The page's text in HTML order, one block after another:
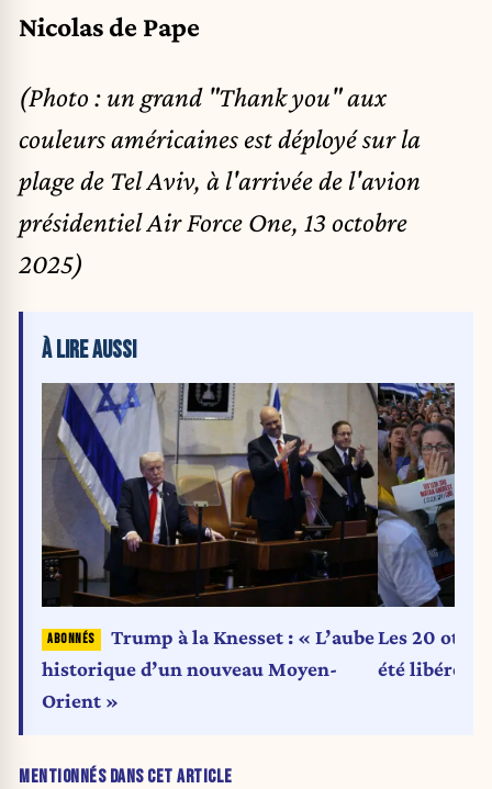
Nicolas de Pape
(Photo : un grand "Thank you" aux
couleurs américaines est déployé sur la
plage de Tel Aviv, à l'arrivée de l'avion
présidentiel Air Force One, 13 octobre
2025)
MENTIONNÉS DANS CET ARTICLE
À LIRE AUSSI
Trump à la Knesset : « L’aube
historique d’un nouveau Moyen-
Orient »
Les 20
été libérés